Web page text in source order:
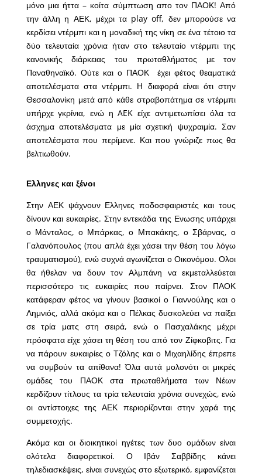
μόνο μια ήττα – κοίτα σύμπτωση απο τον ΠΑΟΚ! Από
την άλλη η ΑΕΚ, μέχρι τα play off, δεν μπορούσε να
κερδίσει ντέρμπι και η μοναδική της νίκη σε ένα τέτοιο τα
δύο τελευταία χρόνια ήταν στο τελευταίο ντέρμπι της
κανονικής διάρκειας του πρωταθλήματος με τον
Παναθηναϊκό. Ούτε και ο ΠΑΟΚ έχει φέτος θεαματικά
αποτελέσματα στα ντέρμπι. Η διαφορά είναι ότι στην
Θεσσαλονίκη μετά από κάθε στραβοπάτημα σε ντέρμπι
υπήρχε γκρίνια, ενώ η AEK είχε αντιμετωπίσει όλα τα
άσχημα αποτελέσματα με μία σχετική ψυχραιμία. Σαν
αποτελέσματα που περίμενε. Και που γνώριζε πως θα
βελτιωθούν.
Ελληνες και ξένοι
Στην ΑΕΚ ψάχνουν Ελληνες ποδοσφαιριστές και τους
δίνουν και ευκαιρίες. Στην εντεκάδα της Ενωσης υπάρχει
ο Μάνταλος, ο Μπάρκας, ο Μπακάκης, ο Σβάρνας, ο
Γαλανόπουλος (που απλά έχει χάσει την θέση του λόγω
τραυματισμού), ενώ συχνά αγωνίζεται ο Οικονόμου. Ολοι
θα ήθελαν να δουν τον Αλμπάνη να εκμεταλλεύεται
περισσότερο τις ευκαιρίες που παίρνει. Στον ΠΑΟΚ
κατάφεραν φέτος να γίνουν βασικοί ο Γιαννούλης και ο
Λημνιός, αλλά ακόμα και ο Πέλκας δυσκολεύει να παίξει
σε τρία ματς στη σειρά, ενώ ο Πασχαλάκης μέχρι
πρόσφατα είχε χάσει τη θέση του από τον Ζίφκοβιτς. Για
να πάρουν ευκαιρίες ο Τζόλης και ο Μιχαηλίδης έπρεπε
να συμβούν τα απίθανα! Όλα αυτά μολονότι οι μικρές
ομάδες του ΠΑΟΚ στα πρωταθλήματα των Νέων
κερδίζουν τίτλους τα τρία τελευταία χρόνια συνεχώς, ενώ
οι αντίστοιχες της ΑΕΚ περιορίζονται στην χαρά της
συμμετοχής.
Ακόμα και οι διοικητικοί ηγέτες των δυο ομάδων είναι
ολότελα διαφορετικοί. Ο Ιβάν Σαββίδης κάνει
τηλεδιασκέψεις, είναι συνεχώς στο εξωτερικό, εμφανίζεται